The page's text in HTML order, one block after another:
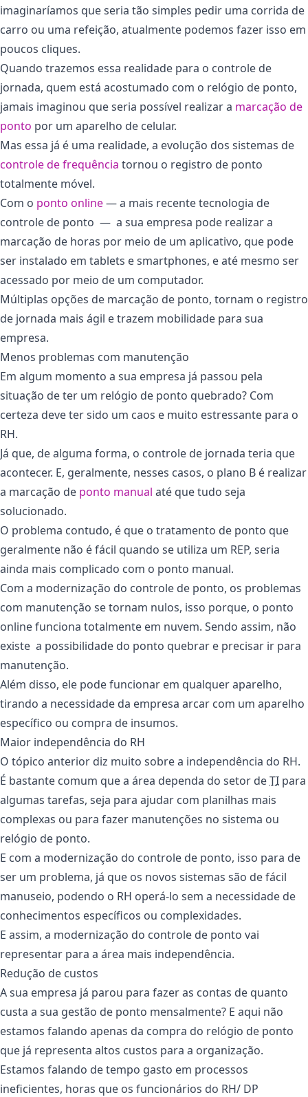
imaginaríamos que seria tão simples pedir uma corrida de
carro ou uma refeição, atualmente podemos fazer isso em
poucos cliques.
Quando trazemos essa realidade para o controle de
jornada, quem está acostumado com o relógio de ponto,
jamais imaginou que seria possível realizar a marcação de
ponto por um aparelho de celular.
Mas essa já é uma realidade, a evolução dos sistemas de
controle de frequência tornou o registro de ponto
totalmente móvel.
Com o ponto online― a mais recente tecnologia de
controle de ponto ― a sua empresa pode realizar a
marcação de horas por meio de um aplicativo, que pode
ser instalado em tablets e smartphones, e até mesmo ser
acessado por meio de um computador.
Múltiplas opções de marcação de ponto, tornam o registro
de jornada mais ágil e trazem mobilidade para sua
empresa.
Menos problemas com manutenção
Em algum momento a sua empresa já passou pela
situação de ter um relógio de ponto quebrado? Com
certeza deve ter sido um caos e muito estressante para o
RH.
Já que, de alguma forma, o controle de jornada teria que
acontecer. E, geralmente, nesses casos, o plano B é realizar
a marcação de ponto manual até que tudo seja
solucionado.
O problema contudo, é que o tratamento de ponto que
geralmente não é fácil quando se utiliza um REP, seria
ainda mais complicado com o ponto manual.
Com a modernização do controle de ponto, os problemas
com manutenção se tornam nulos, isso porque, o ponto
online funciona totalmente em nuvem. Sendo assim, não
existe a possibilidade do ponto quebrar e precisar ir para
manutenção.
Além disso, ele pode funcionar em qualquer aparelho,
tirando a necessidade da empresa arcar com um aparelho
específico ou compra de insumos.
Maior independência do RH
O tópico anterior diz muito sobre a independência do RH.
É bastante comum que a área dependa do setor deTI para
algumas tarefas, seja para ajudar com planilhas mais
complexas ou para fazer manutenções no sistema ou
relógio de ponto.
E com a modernização do controle de ponto, isso para de
ser um problema, já que os novos sistemas são de fácil
manuseio, podendo o RH operá-lo sem a necessidade de
conhecimentos específicos ou complexidades.
E assim, a modernização do controle de ponto vai
representar para a área mais independência.
Redução de custos
A sua empresa já parou para fazer as contas de quanto
custa a sua gestão de ponto mensalmente? E aqui não
estamos falando apenas da compra do relógio de ponto
que já representa altos custos para a organização.
Estamos falando de tempo gasto em processos
ineficientes, horas que os funcionários do RH/ DP